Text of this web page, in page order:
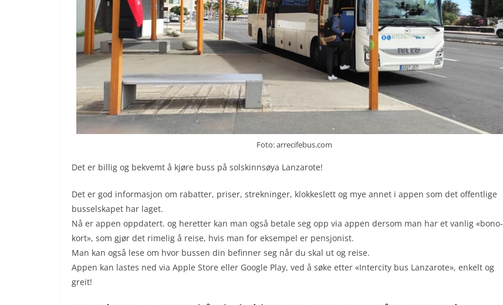
Foto: arrecifebus.com
Det er billig og bekvemt å kjøre buss på solskinnsøya Lanzarote!
Det er god informasjon om rabatter, priser, strekninger, klokkeslett og mye annet i appen som det offentlige
busselskapet har laget.
Nå er appen oppdatert. og heretter kan man også betale seg opp via appen dersom man har et vanlig «bono-
kort», som gjør det rimelig å reise, hvis man for eksempel er pensjonist.
Man kan også lese om hvor bussen din befinner seg når du skal ut og reise.
Appen kan lastes ned via Apple Store eller Google Play, ved å søke etter «Intercity bus Lanzarote», enkelt og
greit!